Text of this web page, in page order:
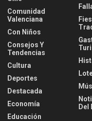
Comunidad
Valenciana
Con Niños
Consejos Y
Tendencias
Cultura
Deportes
Destacada
Economía
Educación
Del